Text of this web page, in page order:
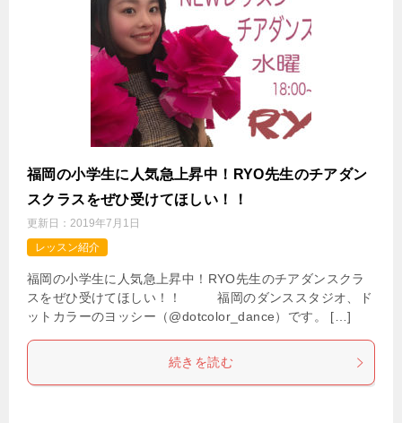
福岡の小学生に人気急上昇中！RYO先生のチアダン
スクラスをぜひ受けてほしい！！
更新日： 2019年7月1日
レッスン紹介
福岡の小学生に人気急上昇中！RYO先生のチアダンスクラ
スをぜひ受けてほしい！！ 福岡のダンススタジオ、ド
ットカラーのヨッシー（@dotcolor_dance）です。 […]
続きを読む